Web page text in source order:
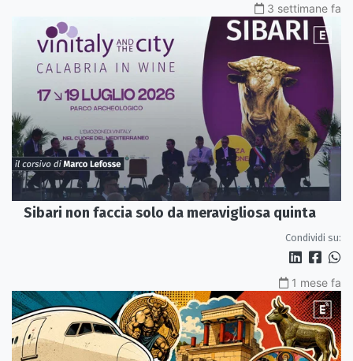
3 settimane fa
Sibari non faccia solo da meravigliosa quinta
Condividi su:
1 mese fa